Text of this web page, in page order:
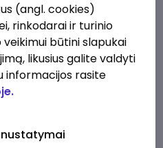
jus domina?
(angl. cookies)
rinkodarai ir turinio
būtini slapukai
likusius galite valdyti
informacijos rasite